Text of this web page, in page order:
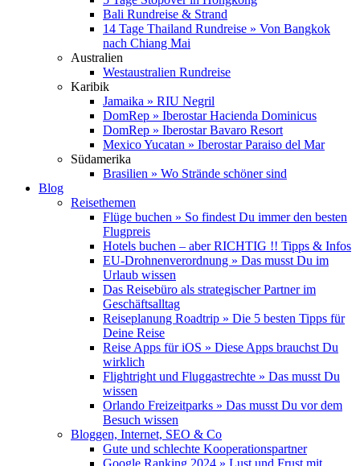
Bali Rundreise & Strand
14 Tage Thailand Rundreise » Von Bangkok
nach Chiang Mai
Australien
Westaustralien Rundreise
Karibik
Jamaika » RIU Negril
DomRep » Iberostar Hacienda Dominicus
DomRep » Iberostar Bavaro Resort
Mexico Yucatan » Iberostar Paraiso del Mar
Südamerika
Brasilien » Wo Strände schöner sind
Blog
Reisethemen
Flüge buchen » So findest Du immer den besten
Flugpreis
Hotels buchen – aber RICHTIG !! Tipps & Infos
EU-Drohnenverordnung » Das musst Du im
Urlaub wissen
Das Reisebüro als strategischer Partner im
Geschäftsalltag
Reiseplanung Roadtrip » Die 5 besten Tipps für
Deine Reise
Reise Apps für iOS » Diese Apps brauchst Du
wirklich
Flightright und Fluggastrechte » Das musst Du
wissen
Orlando Freizeitparks » Das musst Du vor dem
Besuch wissen
Bloggen, Internet, SEO & Co
Gute und schlechte Kooperationspartner
Google Ranking 2024 » Lust und Frust mit